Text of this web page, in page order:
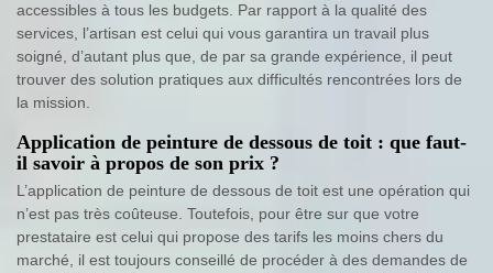
accessibles à tous les budgets. Par rapport à la qualité des
services, l’artisan est celui qui vous garantira un travail plus
soigné, d’autant plus que, de par sa grande expérience, il peut
trouver des solution pratiques aux difficultés rencontrées lors de
la mission.
Application de peinture de dessous de toit : que faut-
il savoir à propos de son prix ?
L’application de peinture de dessous de toit est une opération qui
n’est pas très coûteuse. Toutefois, pour être sur que votre
prestataire est celui qui propose des tarifs les moins chers du
marché, il est toujours conseillé de procéder à des demandes de